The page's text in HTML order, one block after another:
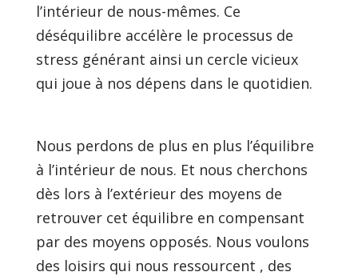
l’intérieur de nous-mêmes. Ce
déséquilibre accélère le processus de
stress générant ainsi un cercle vicieux
qui joue à nos dépens dans le quotidien.
Nous perdons de plus en plus l’équilibre
à l’intérieur de nous. Et nous cherchons
dès lors à l’extérieur des moyens de
retrouver cet équilibre en compensant
par des moyens opposés. Nous voulons
des loisirs qui nous ressourcent , des